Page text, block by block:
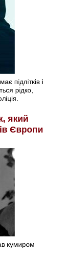
підлітків і
рідко,
який
Європи
кумиром